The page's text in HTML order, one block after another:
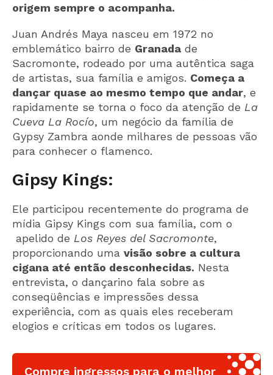
origem sempre o acompanha.
Juan Andrés Maya nasceu em 1972 no
emblemático bairro de Granada de
Sacromonte, rodeado por uma autêntica saga
de artistas, sua família e amigos. Começa a
dançar quase ao mesmo tempo que andar, e
rapidamente se torna o foco da atenção de La
Cueva La Rocío, um negócio da família de
Gypsy Zambra aonde milhares de pessoas vão
para conhecer o flamenco.
Gipsy Kings:
Ele participou recentemente do programa de
mídia Gipsy Kings com sua família, com o
apelido de Los Reyes del Sacromonte,
proporcionando uma visão sobre a cultura
cigana até então desconhecidas. Nesta
entrevista, o dançarino fala sobre as
conseqüências e impressões dessa
experiência, com as quais eles receberam
elogios e críticas em todos os lugares.
Compre ingressos para o melhor